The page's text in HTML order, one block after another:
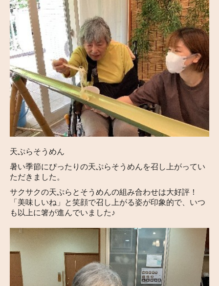
天ぷらそうめん
暑い季節にぴったりの天ぷらそうめんを召し上がってい
ただきました。
サクサクの天ぷらとそうめんの組み合わせは大好評！
「美味しいね」と笑顔で召し上がる姿が印象的で、いつ
も以上に箸が進んでいました♪